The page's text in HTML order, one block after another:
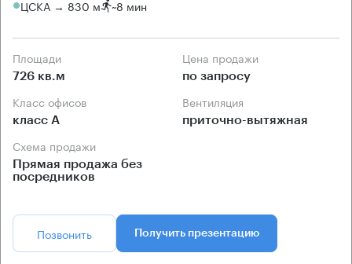
ЦСКА → 830 м ~8 мин
Площади
726 кв.м
Цена продажи
по запросу
Класс офисов
класс А
Вентиляция
приточно-вытяжная
Схема продажи
Прямая продажа без
посредников
Позвонить Получить презентацию